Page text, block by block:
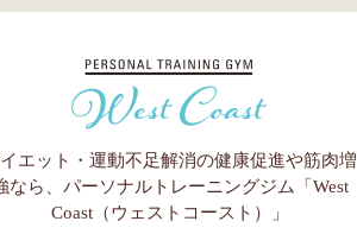
エット・運動不足解消の健康促進や筋肉増
なら、パーソナルトレーニングジム「West
Coast（ウェストコースト）」